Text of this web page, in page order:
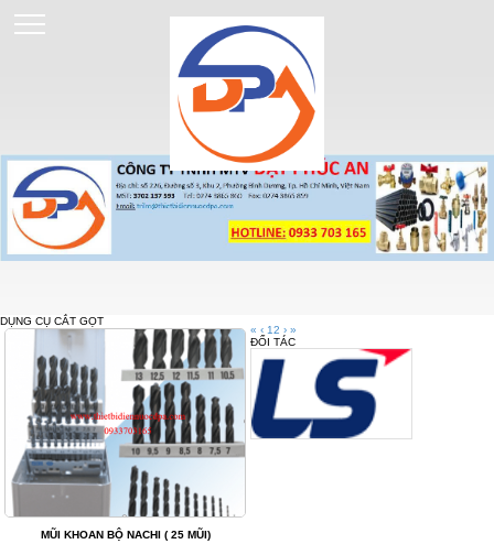
DỤNG CỤ CẮT GỌT
MŨI KHOAN BỘ NACHI ( 25 MŨI)
« ‹ 12 › »
ĐỐI TÁC